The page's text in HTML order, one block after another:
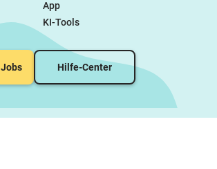
App
KI-Tools
Jobs Hilfe-Center